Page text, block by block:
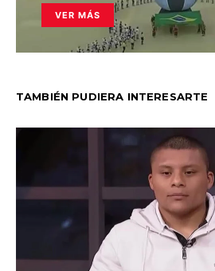
VER MÁS
TAMBIÉN PUDIERA INTERESARTE